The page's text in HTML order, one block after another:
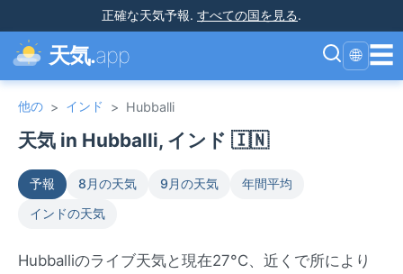
正確な天気予報. すべての国を見る.
天気.app 🌐 ☰
他の > インド > Hubballi
天気 in Hubballi, インド 🇮🇳
予報 8月の天気 9月の天気
年間平均
インドの天気
Hubballiのライブ天気と現在27°C、近くで所により